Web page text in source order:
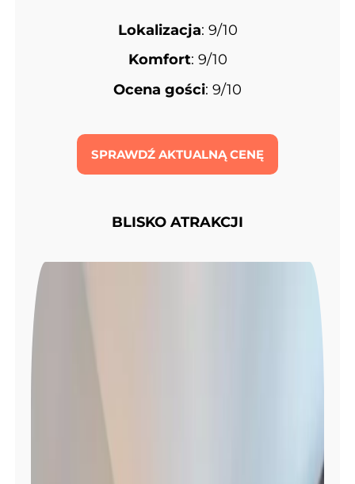
Lokalizacja: 9/10
Komfort: 9/10
Ocena gości: 9/10
SPRAWDŹ AKTUALNĄ CENĘ
BLISKO ATRAKCJI